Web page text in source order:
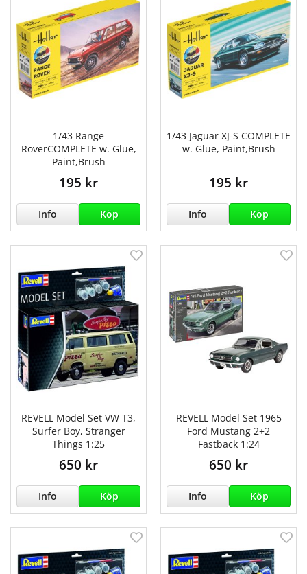
1/43 Range
RoverCOMPLETE w. Glue,
Paint,Brush
195 kr
Info Köp
1/43 Jaguar XJ-S COMPLETE
w. Glue, Paint,Brush
195 kr
Info Köp
REVELL Model Set VW T3,
Surfer Boy, Stranger
Things 1:25
650 kr
Info Köp
REVELL Model Set 1965
Ford Mustang 2+2
Fastback 1:24
650 kr
Info Köp